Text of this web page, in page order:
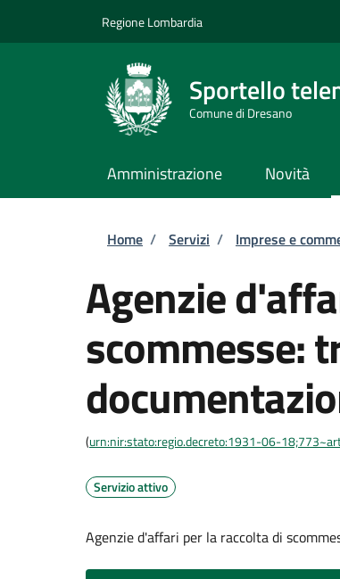
Regione Lombardia
Sportello
Comune di Dresano
Amministrazione Novità
Briciole di pane
Home / Servizi / Imprese e
Agenzie
scommesse:
(urn:nir:stato:regio.decreto:1931-06-
Servizio attivo
Agenzie d'affari per la raccolta di